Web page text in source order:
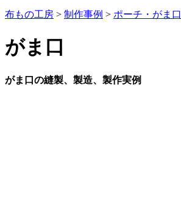
布もの工房 > 制作事例 > ポーチ・がま口
がま口
がま口の縫製、製造、製作実例